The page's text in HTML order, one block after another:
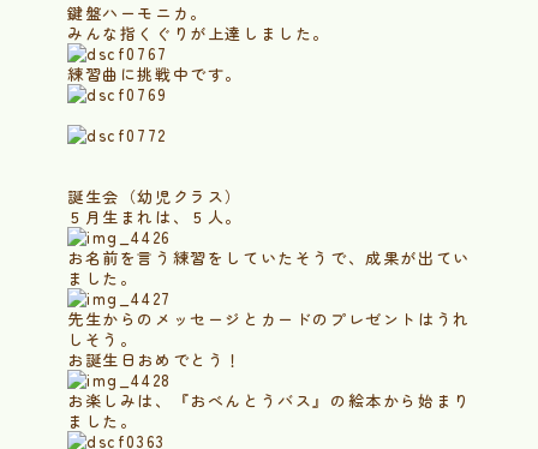
鍵盤ハーモニカ。
みんな指くぐりが上達しました。
練習曲に挑戦中です。
誕生会（幼児クラス）
５月生まれは、５人。
お名前を言う練習をしていたそうで、成果が出てい
ました。
先生からのメッセージとカードのプレゼントはうれ
しそう。
お誕生日おめでとう！
お楽しみは、『おべんとうバス』の絵本から始まり
ました。